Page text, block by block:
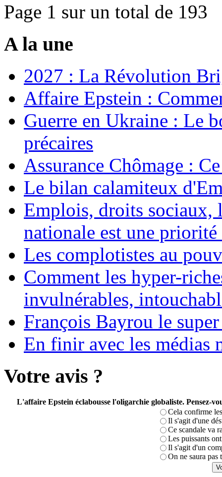
Page 1 sur un total de 193
A la une
2027 : La Révolution
Affaire Epstein :
Guerre en Ukraine : Le
précaires
Assurance Chômage :
Le bilan calamiteux
Emplois, droits sociaux,
nationale est une
Les complotistes au
Comment les hyper-
invulnérables,
François Bayrou le
En finir avec les médias
Votre avis ?
L'affaire Epstein éclabousse l'oligarchie globaliste. Pensez-
Cela confirme
Il s'agit d'une
Ce scandale va
Les puissants
Il s'agit d'un
On ne saura pas